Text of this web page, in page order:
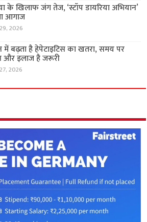
के खिलाफ जंग तेज, ‘स्टॉप डायरिया अभियान’
आगाज
2026
में बढ़ता है हेपेटाइटिस का खतरा, समय पर
और इलाज है जरूरी
2026